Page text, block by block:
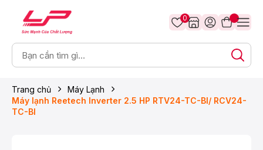
0
Trang chủ
Máy Lạnh
Máy lạnh Reetech Inverter 2.5 HP RTV24-TC-BI/ RCV24-
TC-BI